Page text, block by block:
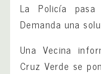
La Policía
Demanda una
Una Vecina
Cruz Verde se